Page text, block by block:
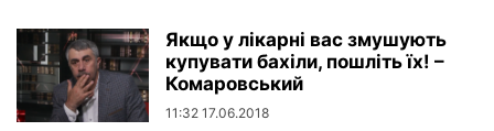
Якщо у лікарні вас змушують
купувати бахіли, пошліть їх! –
Комаровський
11:32 17.06.2018